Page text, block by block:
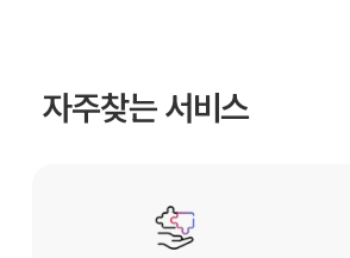
자주찾는 서비스